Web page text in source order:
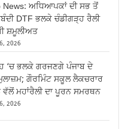
News: ਅਧਿਆਪਕਾਂ ਦੀ ਸਭ ਤੋਂ
DTF ਭਲਕੇ ਚੰਡੀਗੜ੍ਹ ਰੈਲੀ
ਸ਼ਮੂਲੀਅਤ
2026
‘ਚ ਭਲਕੇ ਗਰਜਣਗੇ ਪੰਜਾਬ ਦੇ
ਗੌਰਮਿੰਟ ਸਕੂਲ ਲੈਕਚਰਾਰ
ਮਹਾਂਰੈਲੀ ਦਾ ਪੂਰਨ ਸਮਰਥਨ
2026